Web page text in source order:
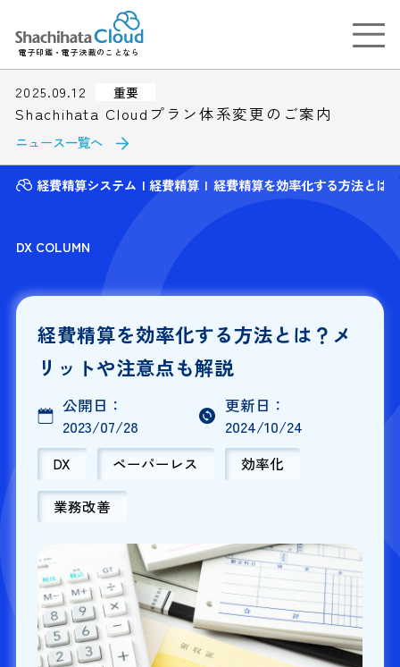
電子印鑑・電子決裁のことなら
2025.09.12 重要
Shachihata Cloudプラン体系変更のご案内
ニュース一覧へ
経費精算システム 経費精算 経費精算を効率化する方法とは
DX COLUMN
経費精算を効率化する方法とは？メ
リットや注意点も解説
公開日：
2023/07/28
更新日：
2024/10/24
DX ペーパーレス 効率化
業務改善